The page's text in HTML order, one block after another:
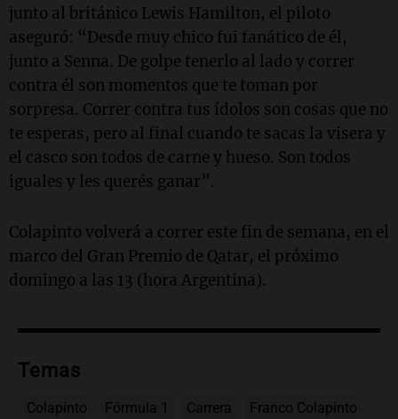
junto al británico Lewis Hamilton, el piloto
aseguró: “Desde muy chico fui fanático de él,
junto a Senna. De golpe tenerlo al lado y correr
contra él son momentos que te toman por
sorpresa. Correr contra tus ídolos son cosas que no
te esperas, pero al final cuando te sacas la visera y
el casco son todos de carne y hueso. Son todos
iguales y les querés ganar”.
Colapinto volverá a correr este fin de semana, en el
marco del Gran Premio de Qatar, el próximo
domingo a las 13 (hora Argentina).
Temas
Colapinto Fórmula 1 Carrera Franco Colapinto